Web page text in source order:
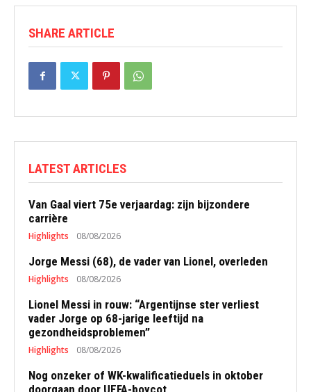
SHARE ARTICLE
LATEST ARTICLES
Van Gaal viert 75e verjaardag: zijn bijzondere
carrière
Highlights 08/08/2026
Jorge Messi (68), de vader van Lionel, overleden
Highlights 08/08/2026
Lionel Messi in rouw: “Argentijnse ster verliest
vader Jorge op 68-jarige leeftijd na
gezondheidsproblemen”
Highlights 08/08/2026
Nog onzeker of WK-kwalificatieduels in oktober
doorgaan door UEFA-boycot